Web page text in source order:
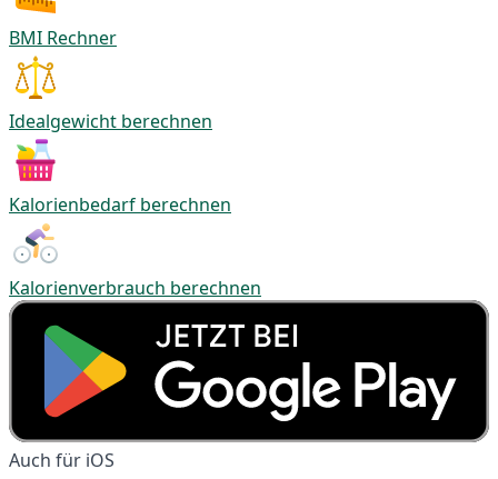
BMI Rechner
Idealgewicht berechnen
Kalorienbedarf berechnen
Kalorienverbrauch berechnen
Auch für iOS